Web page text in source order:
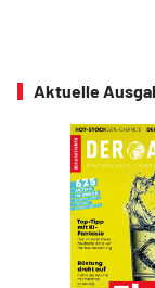
Aktuelle